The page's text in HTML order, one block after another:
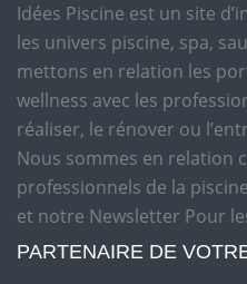
Idées Piscine est un site
les univers piscine, spa,
mettons en relation les
wellness avec les
réaliser, le rénover ou
Nous sommes en relation
professionnels de la
et notre Newsletter Pour
PARTENAIRE DE